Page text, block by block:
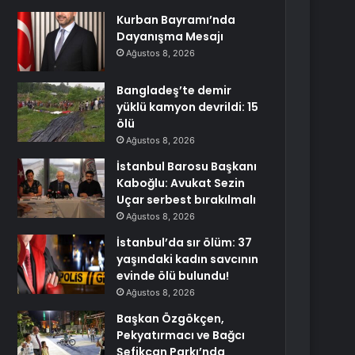
Kurban Bayramı’nda
Dayanışma Mesajı
Ağustos 8, 2026
Bangladeş’te demir
yüklü kamyon devrildi: 15
ölü
Ağustos 8, 2026
İstanbul Barosu Başkanı
Kaboğlu: Avukat Sezin
Uçar serbest bırakılmalı
Ağustos 8, 2026
İstanbul’da sır ölüm: 37
yaşındaki kadın savcının
evinde ölü bulundu!
Ağustos 8, 2026
Başkan Özgökçen,
Pekyatırmacı ve Bağcı
Şefikcan Parkı’nda